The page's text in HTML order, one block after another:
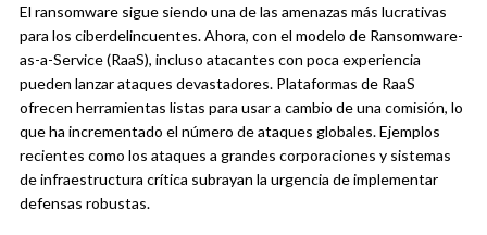
El ransomware sigue siendo una de las amenazas más lucrativas
para los ciberdelincuentes. Ahora, con el modelo de Ransomware-
as-a-Service (RaaS), incluso atacantes con poca experiencia
pueden lanzar ataques devastadores. Plataformas de RaaS
ofrecen herramientas listas para usar a cambio de una comisión, lo
que ha incrementado el número de ataques globales. Ejemplos
recientes como los ataques a grandes corporaciones y sistemas
de infraestructura crítica subrayan la urgencia de implementar
defensas robustas.